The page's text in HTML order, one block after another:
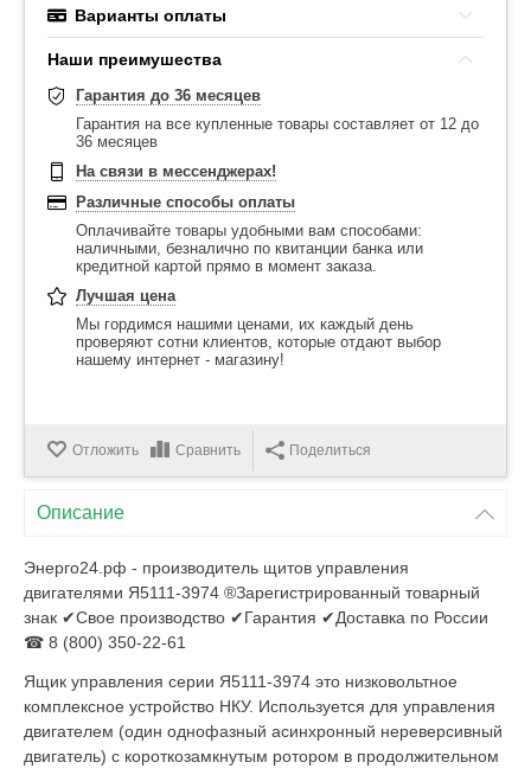
Варианты оплаты
Наши преимушества
Гарантия до 36 месяцев
Гарантия на все купленные товары составляет от 12 до
36 месяцев
На связи в мессенджерах!
Различные способы оплаты
Оплачивайте товары удобными вам способами:
наличными, безналично по квитанции банка или
кредитной картой прямо в момент заказа.
Лучшая цена
Мы гордимся нашими ценами, их каждый день
проверяют сотни клиентов, которые отдают выбор
нашему интернет - магазину!
Отложить Сравнить Поделиться
Описание
Энерго24.рф - производитель щитов управления
двигателями Я5111-3974 ®Зарегистрированный товарный
знак ✔Свое производство ✔Гарантия ✔Доставка по России
☎ 8 (800) 350-22-61
Ящик управления серии Я5111-3974 это низковольтное
комплексное устройство НКУ. Используется для управления
двигателем (один однофазный асинхронный нереверсивный
двигатель) с короткозамкнутым ротором в продолжительном